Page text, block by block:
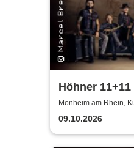
Höhner
2025/26
Monheim am Rhein,
09.10.2026